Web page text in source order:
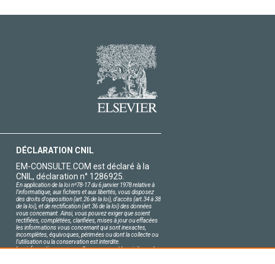
DÉCLARATION CNIL
EM-CONSULTE.COM est déclaré à la
CNIL, déclaration n° 1286925.
En application de la loi nº78-17 du 6 janvier 1978 relative à
l'informatique, aux fichiers et aux libertés, vous disposez
des droits d'opposition (art.26 de la loi), d'accès (art.34 à 38
de la loi), et de rectification (art.36 de la loi) des données
vous concernant. Ainsi, vous pouvez exiger que soient
rectifiées, complétées, clarifiées, mises à jour ou effacées
les informations vous concernant qui sont inexactes,
incomplètes, équivoques, périmées ou dont la collecte ou
l'utilisation ou la conservation est interdite.
Les informations personnelles concernant les visiteurs de